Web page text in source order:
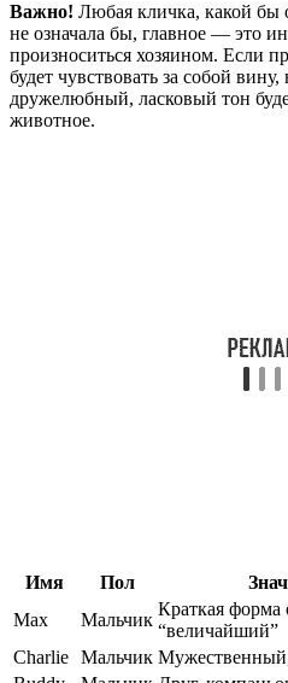
Важно! Любая кличка, какой бы
не означала бы, главное — это
произноситься хозяином. Если
будет чувствовать за собой
дружелюбный, ласковый тон
животное.
Имя Пол
Max
Мальчик
Краткая форма
“величайший”
Charlie Мальчик